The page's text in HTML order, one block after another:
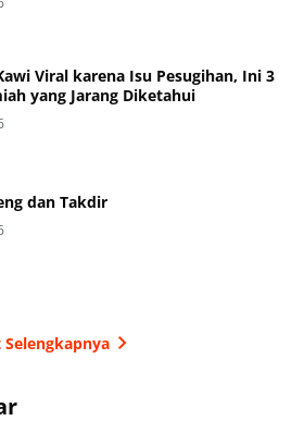
Viral karena Isu Pesugihan, Ini 3
yang Jarang Diketahui
dan Takdir
Selengkapnya